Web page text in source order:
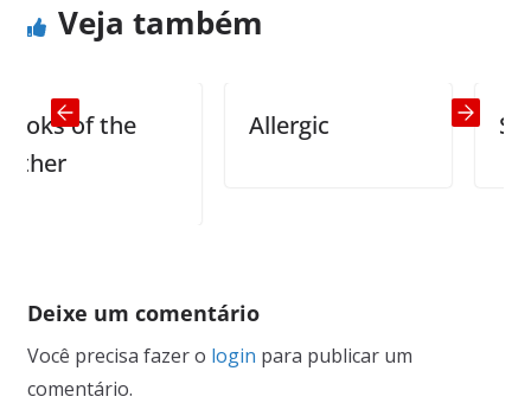
Veja também
of the
Allergic
Deixe um comentário
Você precisa fazer o login para publicar um
comentário.